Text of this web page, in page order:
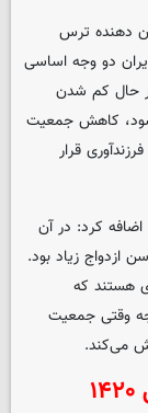
دهنده ترس
دو وجه اساسی
حال کم شدن
کاهش جمعیت
قرار
کرد: در آن
ازدواج زیاد بود.
هستند که
وقتی جمعیت
می‌کند.
۱۴۲۰